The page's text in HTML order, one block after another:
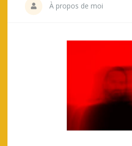
À propos de moi